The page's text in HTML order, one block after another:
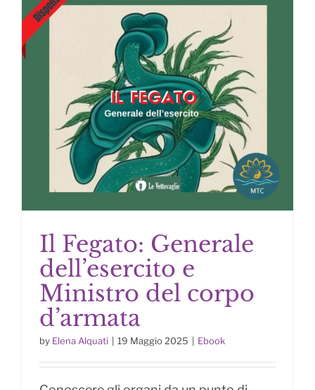
Il Fegato: Generale dell’esercito e
Ministro del corpo d’armata
Il Fegato: Generale
dell’esercito e
Ministro del corpo
d’armata
by Elena Alquati 19 Maggio 2025 Ebook